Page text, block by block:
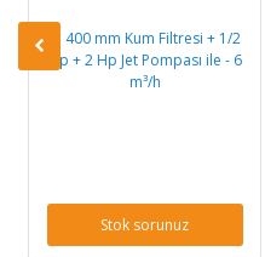
Ø 400 mm Kum Filtresi + 1/2
Hp + 2 Hp Jet Pompası ile - 6
m³/h
Stok sorunuz